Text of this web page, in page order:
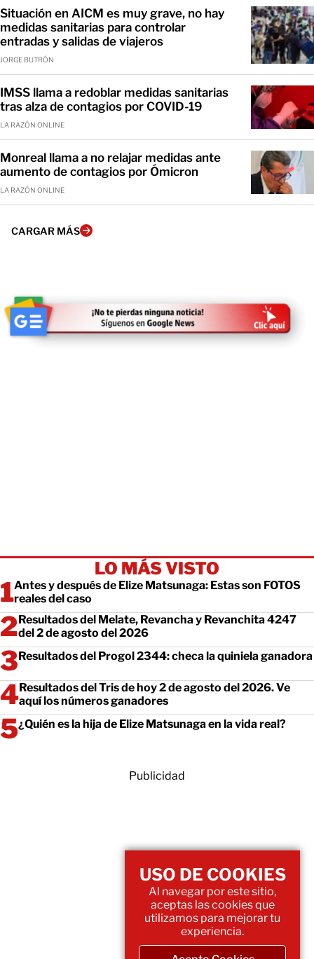
Situación en AICM es muy grave, no hay
medidas sanitarias para controlar
entradas y salidas de viajeros
JORGE BUTRÓN
IMSS llama a redoblar medidas sanitarias
tras alza de contagios por COVID-19
LA RAZÓN ONLINE
Monreal llama a no relajar medidas ante
aumento de contagios por Ómicron
LA RAZÓN ONLINE
CARGAR MÁS
LO MÁS VISTO
Antes y después de Elize Matsunaga: Estas son FOTOS
reales del caso
Resultados del Melate, Revancha y Revanchita 4247
del 2 de agosto del 2026
Resultados del Progol 2344: checa la quiniela ganadora
Resultados del Tris de hoy 2 de agosto del 2026. Ve
aquí los números ganadores
¿Quién es la hija de Elize Matsunaga en la vida real?
Publicidad
USO DE COOKIES
Al navegar por este sitio,
aceptas las cookies que
utilizamos para mejorar tu
experiencia.